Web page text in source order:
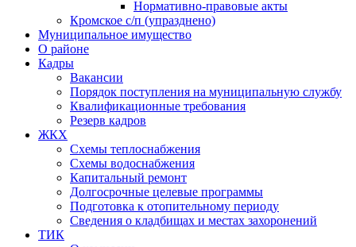
Нормативно-правовые акты
Кромское с/п (упразднено)
Муниципальное имущество
О районе
Кадры
Вакансии
Порядок поступления на муниципальную службу
Квалификационные требования
Резерв кадров
ЖКХ
Схемы теплоснабжения
Схемы водоснабжения
Капитальный ремонт
Долгосрочные целевые программы
Подготовка к отопительному периоду
Сведения о кладбищах и местах захоронений
ТИК